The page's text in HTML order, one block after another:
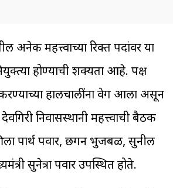
अनेक महत्त्वाच्या रिक्त पदांवर या
होण्याची शक्यता आहे. पक्ष
हालचालींना वेग आला असून
निवासस्थानी महत्त्वाची बैठक
पार्थ पवार, छगन भुजबळ, सुनील
सुनेत्रा पवार उपस्थित होते.